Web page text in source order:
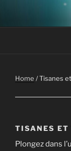
contenu
Home / Tisanes
TISANES ET
Plongez dans